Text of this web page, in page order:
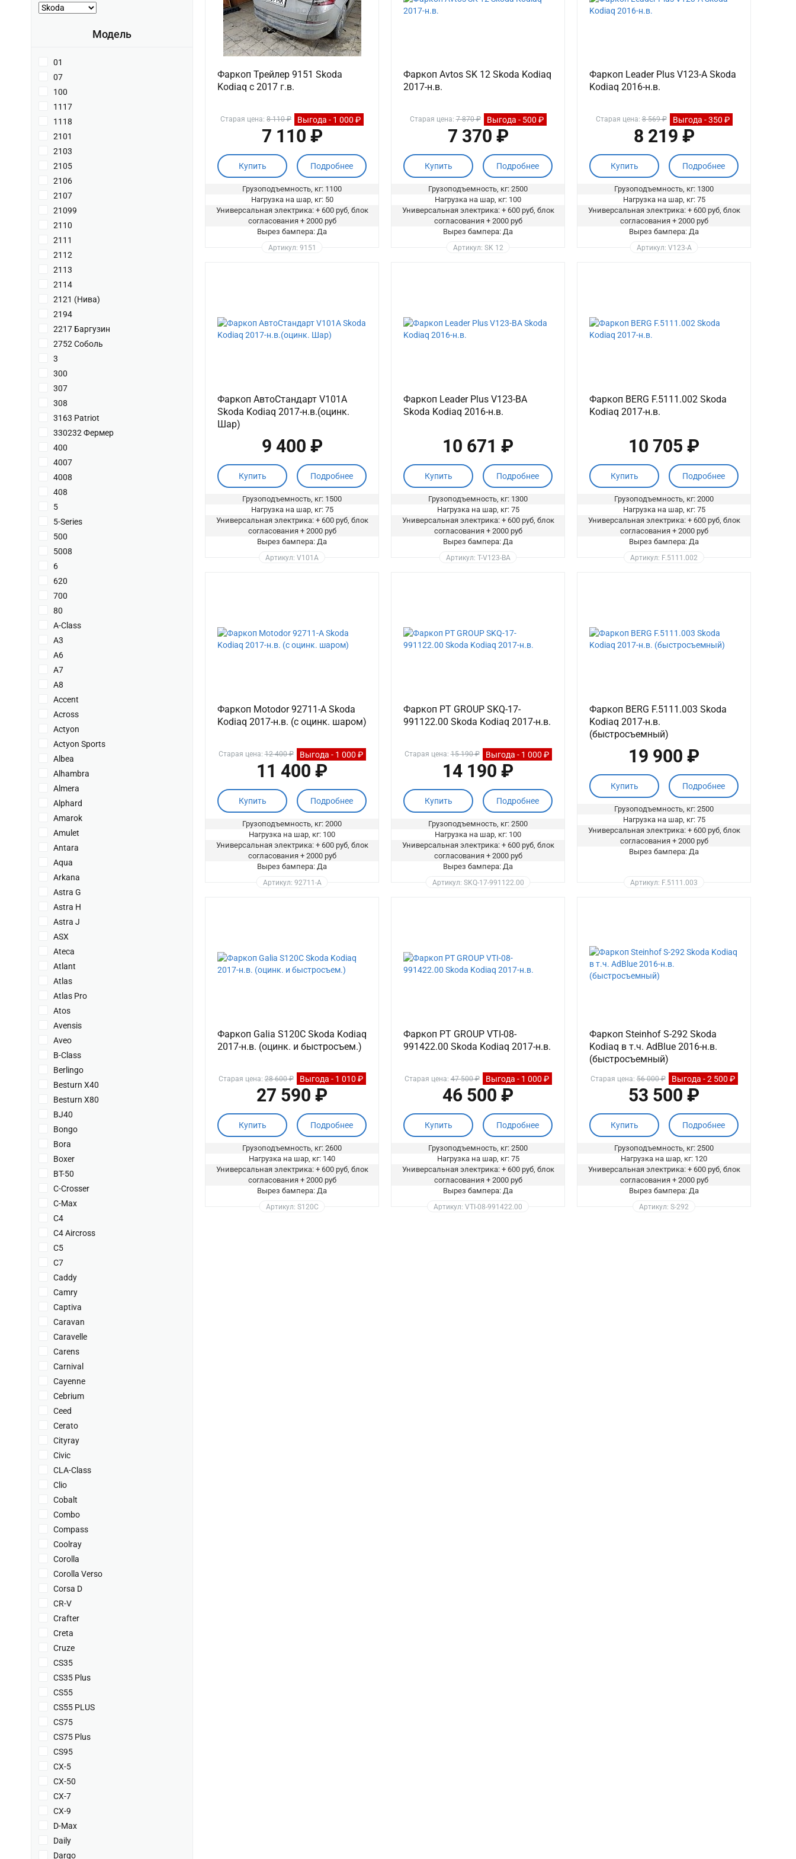
Модель
01
07
100
1117
1118
2101
2103
2105
2106
2107
21099
2110
2111
2112
2113
2114
2121 (Нива)
2194
2217 Баргузин
2752 Соболь
3
300
307
308
3163 Patriot
330232 Фермер
400
4007
4008
408
5
5-Series
500
5008
6
620
700
80
A-Class
A3
A6
A7
A8
Accent
Across
Actyon
Actyon Sports
Albea
Alhambra
Almera
Alphard
Amarok
Amulet
Antara
Aqua
Arkana
Astra G
Astra H
Astra J
ASX
Ateca
Atlant
Atlas
Atlas Pro
Atos
Avensis
Aveo
B-Class
Berlingo
Besturn X40
Besturn X80
BJ40
Bongo
Bora
Boxer
BT-50
C-Crosser
C-Max
C4
C4 Aircross
C5
C7
Caddy
Camry
Captiva
Caravan
Caravelle
Carens
Carnival
Cayenne
Cebrium
Ceed
Cerato
Cityray
Civic
CLA-Class
Clio
Cobalt
Combo
Compass
Coolray
Corolla
Corolla Verso
Corsa D
CR-V
Crafter
Creta
Cruze
CS35
CS35 Plus
CS55
CS55 PLUS
CS75
CS75 Plus
CS95
CX-5
CX-50
CX-7
CX-9
D-Max
Daily
Dargo
Фаркоп Трейлер 9151 Skoda
Kodiaq с 2017 г.в.
Старая цена: 8 110 ₽ Выгода - 1 000 ₽
7 110 ₽
Купить Подробнее
Грузоподъемность, кг: 1100
Нагрузка на шар, кг: 50
Универсальная электрика: + 600 руб, блок
согласования + 2000 руб
Вырез бампера: Да
Артикул: 9151
Фаркоп Avtos SK 12 Skoda Kodiaq
2017-н.в.
Старая цена:7 870 ₽ Выгода - 500 ₽
7 370 ₽
Купить Подробнее
Грузоподъемность, кг: 2500
Нагрузка на шар, кг: 100
Универсальная электрика: + 600 руб, блок
согласования + 2000 руб
Вырез бампера: Да
Артикул: SK 12
Фаркоп Leader Plus V123-A Skoda
Kodiaq 2016-н.в.
Старая цена:8 569 ₽ Выгода - 350 ₽
8 219 ₽
Купить Подробнее
Грузоподъемность, кг: 1300
Нагрузка на шар, кг: 75
Универсальная электрика: + 600 руб, блок
согласования + 2000 руб
Вырез бампера: Да
Артикул: V123-A
Фаркоп АвтоСтандарт V101A
Skoda Kodiaq 2017-н.в.(оцинк.
Шар)
9 400 ₽
Купить Подробнее
Грузоподъемность, кг: 1500
Нагрузка на шар, кг: 75
Универсальная электрика: + 600 руб, блок
согласования + 2000 руб
Вырез бампера: Да
Артикул: V101A
Фаркоп Leader Plus V123-BA
Skoda Kodiaq 2016-н.в.
10 671 ₽
Купить Подробнее
Грузоподъемность, кг: 1300
Нагрузка на шар, кг: 75
Универсальная электрика: + 600 руб, блок
согласования + 2000 руб
Вырез бампера: Да
Артикул: T-V123-BA
Фаркоп BERG F.5111.002 Skoda
Kodiaq 2017-н.в.
10 705 ₽
Купить Подробнее
Грузоподъемность, кг: 2000
Нагрузка на шар, кг: 75
Универсальная электрика: + 600 руб, блок
согласования + 2000 руб
Вырез бампера: Да
Артикул: F.5111.002
Фаркоп Motodor 92711-A Skoda
Kodiaq 2017-н.в. (с оцинк. шаром)
Старая цена:12 400 ₽ Выгода - 1 000 ₽
11 400 ₽
Купить Подробнее
Грузоподъемность, кг: 2000
Нагрузка на шар, кг: 100
Универсальная электрика: + 600 руб, блок
согласования + 2000 руб
Вырез бампера: Да
Артикул: 92711-A
Фаркоп PT GROUP SKQ-17-
991122.00 Skoda Kodiaq 2017-н.в.
Старая цена:15 190 ₽ Выгода - 1 000 ₽
14 190 ₽
Купить Подробнее
Грузоподъемность, кг: 2500
Нагрузка на шар, кг: 100
Универсальная электрика: + 600 руб, блок
согласования + 2000 руб
Вырез бампера: Да
Артикул: SKQ-17-991122.00
Фаркоп BERG F.5111.003 Skoda
Kodiaq 2017-н.в.
(быстросъемный)
19 900 ₽
Купить Подробнее
Грузоподъемность, кг: 2500
Нагрузка на шар, кг: 75
Универсальная электрика: + 600 руб, блок
согласования + 2000 руб
Вырез бампера: Да
Артикул: F.5111.003
Фаркоп Galia S120C Skoda Kodiaq
2017-н.в. (оцинк. и быстросъем.)
Старая цена:28 600 ₽ Выгода - 1 010 ₽
27 590 ₽
Купить Подробнее
Грузоподъемность, кг: 2600
Нагрузка на шар, кг: 140
Универсальная электрика: + 600 руб, блок
согласования + 2000 руб
Вырез бампера: Да
Артикул: S120C
Фаркоп PT GROUP VTI-08-
991422.00 Skoda Kodiaq 2017-н.в.
Старая цена:47 500 ₽ Выгода - 1 000 ₽
46 500 ₽
Купить Подробнее
Грузоподъемность, кг: 2500
Нагрузка на шар, кг: 75
Универсальная электрика: + 600 руб, блок
согласования + 2000 руб
Вырез бампера: Да
Артикул: VTI-08-991422.00
Фаркоп Steinhof S-292 Skoda
Kodiaq в т.ч. AdBlue 2016-н.в.
(быстросъемный)
Старая цена:56 000 ₽ Выгода - 2 500 ₽
53 500 ₽
Купить Подробнее
Грузоподъемность, кг: 2500
Нагрузка на шар, кг: 120
Универсальная электрика: + 600 руб, блок
согласования + 2000 руб
Вырез бампера: Да
Артикул: S-292